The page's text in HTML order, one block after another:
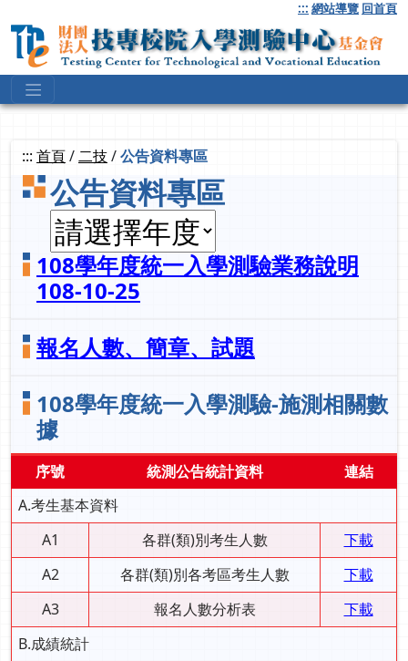
到
要
::: 網站導覽 回首頁
::: 首頁/二技/公告資料專區
公告資料專區
108學年度統一入學測驗業務說明
108-10-25
報名人數、簡章、試題
108學年度統一入學測驗-施測相關數
據
序號 統測公告統計資料
連結
A.考生基本資料
A1
各群(類)別考生人數
下載
A2
各群(類)別各考區考生人數
下載
A3
報名人數分析表
下載
B.成績統計